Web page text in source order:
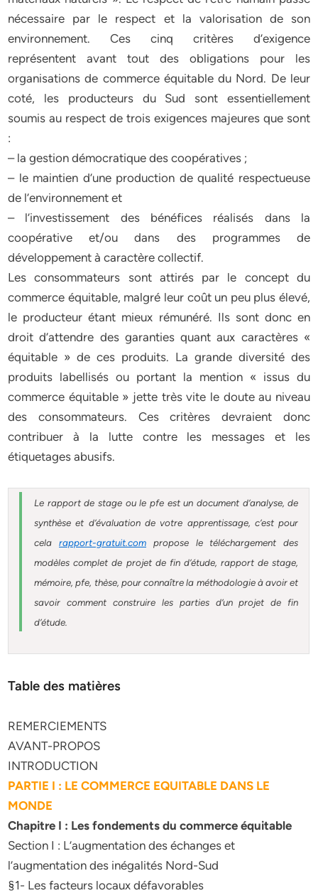
nécessaire par le respect et la valorisation de son
environnement. Ces cinq critères d’exigence
représentent avant tout des obligations pour les
organisations de commerce équitable du Nord. De leur
coté, les producteurs du Sud sont essentiellement
soumis au respect de trois exigences majeures que sont
:
– la gestion démocratique des coopératives ;
– le maintien d’une production de qualité respectueuse
de l’environnement et
– l’investissement des bénéfices réalisés dans la
coopérative et/ou dans des programmes de
développement à caractère collectif.
Les consommateurs sont attirés par le concept du
commerce équitable, malgré leur coût un peu plus élevé,
le producteur étant mieux rémunéré. Ils sont donc en
droit d’attendre des garanties quant aux caractères «
équitable » de ces produits. La grande diversité des
produits labellisés ou portant la mention « issus du
commerce équitable » jette très vite le doute au niveau
des consommateurs. Ces critères devraient donc
contribuer à la lutte contre les messages et les
étiquetages abusifs.
Le rapport de stage ou le pfe est un document d’analyse, de
synthèse et d’évaluation de votre apprentissage, c’est pour
celarapport-gratuit.com propose le téléchargement des
modèles complet de projet de fin d’étude, rapport de stage,
mémoire, pfe, thèse, pour connaître la méthodologie à avoir et
savoir comment construire les parties d’un projet de fin
d’étude.
Table des matières
REMERCIEMENTS
AVANT-PROPOS
INTRODUCTION
PARTIE I : LE COMMERCE EQUITABLE DANS LE
MONDE
Chapitre I : Les fondements du commerce équitable
Section I : L’augmentation des échanges et
l’augmentation des inégalités Nord-Sud
§1- Les facteurs locaux défavorables